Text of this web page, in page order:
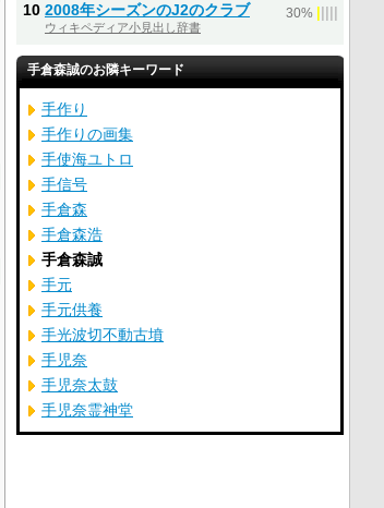
10 2008年シーズンのJ2のクラブ
ウィキペディア小見出し辞書
30%
手倉森誠のお隣キーワード
手作り
手作りの画集
手使海ユトロ
手信号
手倉森
手倉森浩
手倉森誠
手元
手元供養
手光波切不動古墳
手児奈
手児奈太鼓
手児奈霊神堂